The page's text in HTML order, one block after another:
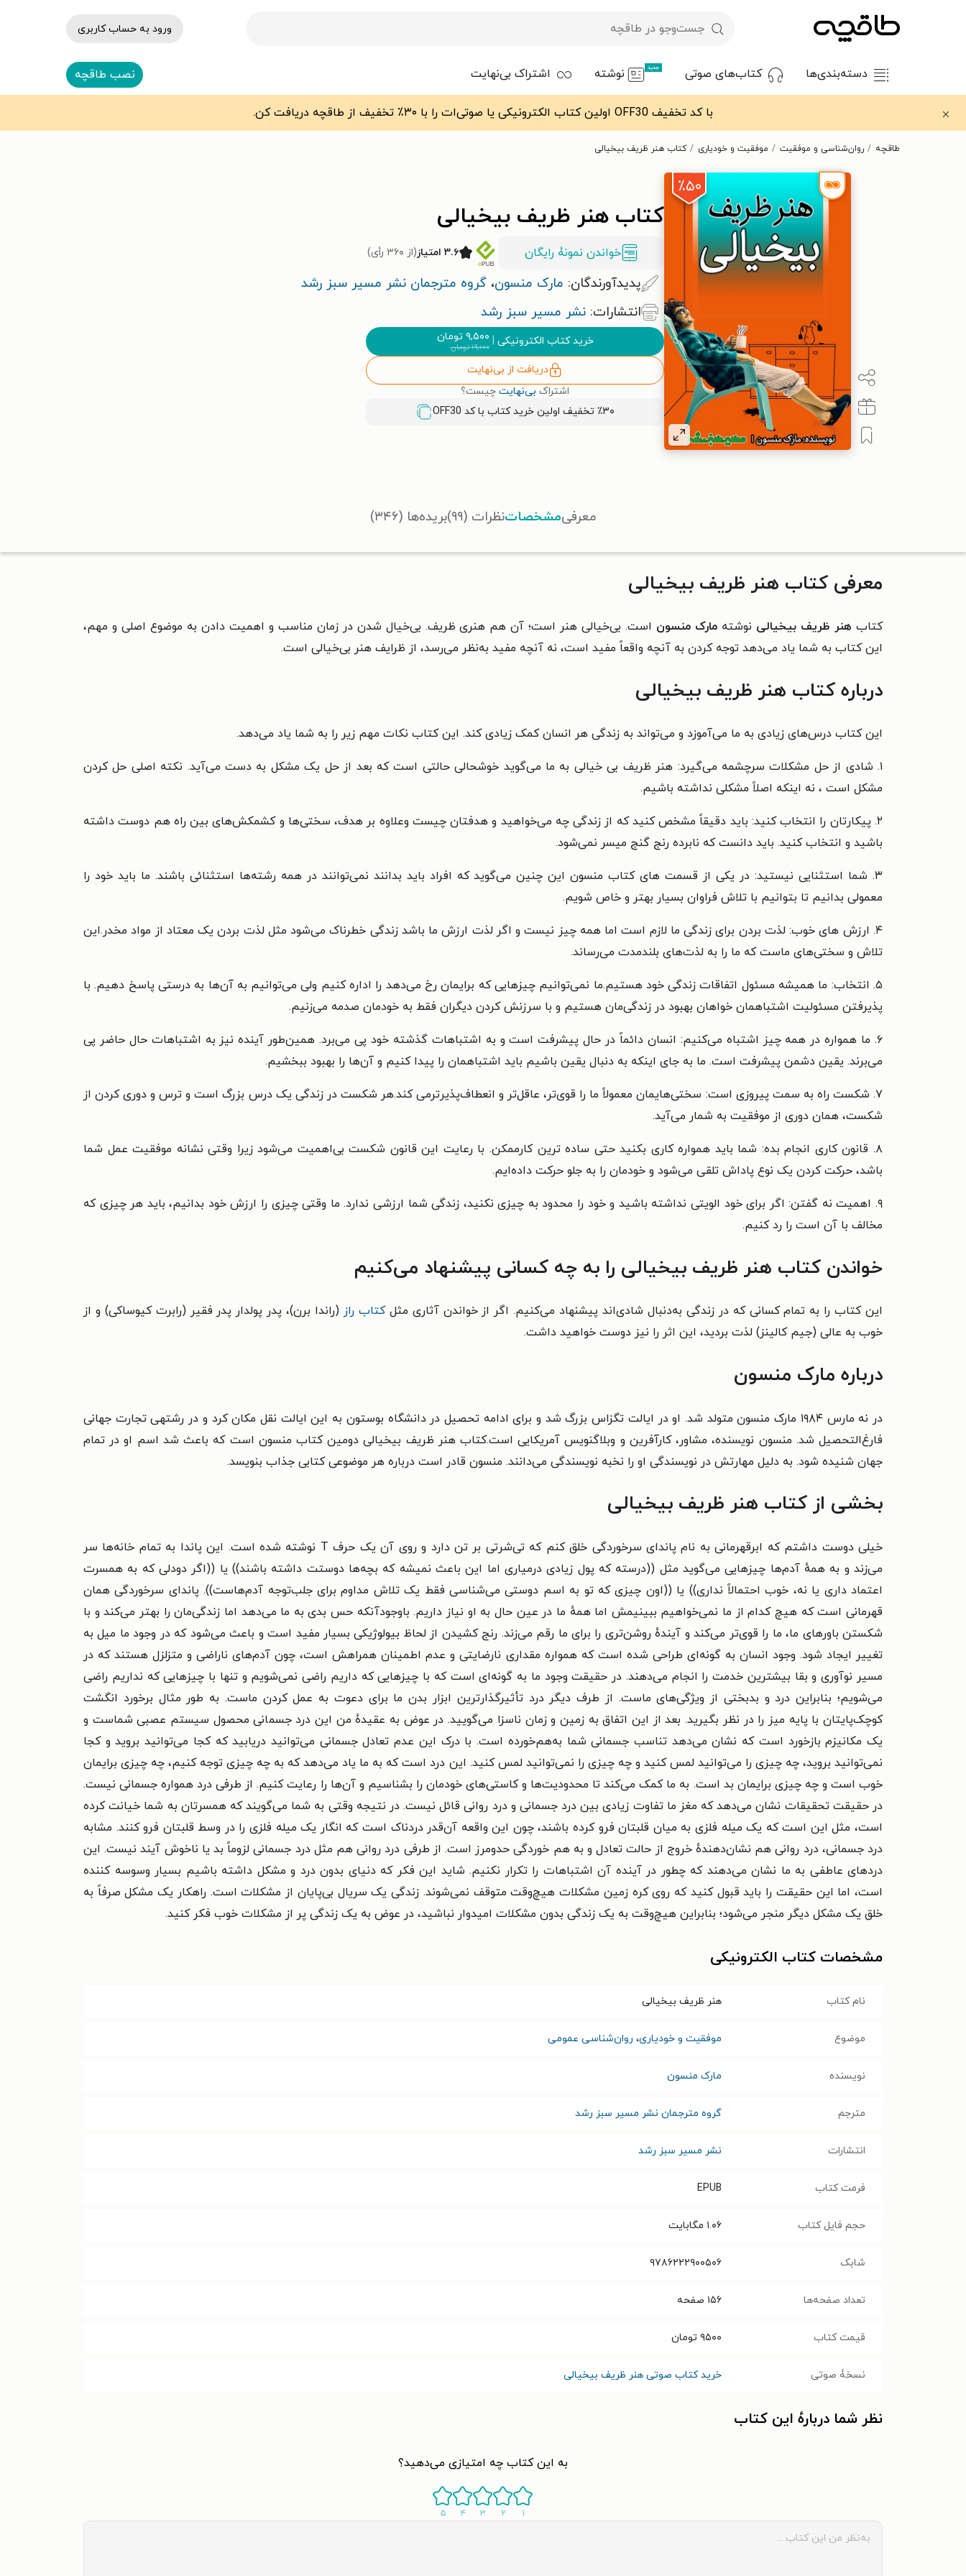
ورود به حساب کاربری
دسته‌بندی‌ها کتاب‌های صوتی جدید نوشته اشتراک بی‌نهایت نصب طاقچه
با کد تخفیف OFF30 اولین کتاب الکترونیکی یا صوتی‌ات را با ۳۰٪ تخفیف از طاقچه دریافت کن.
طاقچه روان‌شناسی و موفقیت موفقیت و خودیاری کتاب هنر ظریف بیخیالی
٪۵۰
کتاب هنر ظریف بیخیالی
خواندن نمونۀ رایگان ۳.۶ امتیاز (از ۳۶۰ رأی)
پدیدآورندگان: مارک منسون، گروه مترجمان نشر مسیر سبز رشد
انتشارات: نشر مسیر سبز رشد
خرید کتاب الکترونیکی | ۹,۵۰۰ تومان
۱۹,۰۰۰تومان
دریافت از بی‌نهایت
اشتراک بی‌نهایت چیست؟
٪۳۰ تخفیف اولین خرید کتاب با کد
OFF30
معرفیمشخصاتنظرات (۹۹) بریده‌ها (۳۴۶)
معرفی کتاب هنر ظریف بیخیالی
کتابهنر ظریف بیخیالی نوشته مارک منسون است. بی‌خیالی هنر است؛ آن هم هنری ظریف. بی‌خیال شدن در زمان مناسب و اهمیت دادن به موضوع اصلی و مهم،
این کتاب به شما یاد می‌دهد توجه کردن به آنچه واقعاً مفید است، نه آنچه مفید به‌نظر می‌رسد، از ظرایف هنر بی‌خیالی است.
درباره کتاب هنر ظریف بیخیالی
این کتاب درس‌های زیادی به ما می‌آموزد و می‌تواند به زندگی هر انسان کمک زیادی کند. این کتاب نکات مهم زیر را به شما یاد می‌دهد.
۱. شادی از حل مشکلات سرچشمه می‌گیرد: هنر ظریف بی خیالی به ما می‌گوید خوشحالی حالتی است که بعد از حل یک مشکل به دست می‌آید. نکته اصلی حل کردن
مشکل است ، نه اینکه اصلاً مشکلی نداشته باشیم.
۲. پیکارتان را انتخاب کنید: باید دقیقاً مشخص کنید که از زندگی چه می‌خواهید و هدفتان چیست وعلاوه بر هدف، سختی‌ها و کشمکش‌های بین راه هم دوست داشته
باشید و انتخاب کنید. باید دانست که نابرده رنج گنج میسر نمی‌شود.
۳. شما استثنایی نیستید: در یکی از قسمت های کتاب منسون این چنین می‌گوید که افراد باید بدانند نمی‌توانند در همه‌ رشته‌ها استثنائی باشند. ما باید خود را
معمولی بدانیم تا بتوانیم با تلاش فراوان بسیار بهتر و خاص شویم.
۴. ارزش های خوب: لذت بردن برای زندگی ما لازم است اما همه چیز نیست و اگر لذت ارزش ما باشد زندگی خطرناک می‌شود مثل لذت بردن یک معتاد از مواد مخدر.این
تلاش و سختی‌های ماست که ما را به لذت‌های بلندمدت می‌رساند.
۵. انتخاب: ما همیشه مسئول اتفاقات زندگی خود هستیم.ما نمی‌توانیم چیزهایی که برایمان رخ می‌دهد را اداره کنیم ولی می‌توانیم به آن‌ها به درستی پاسخ دهیم. با
پذیرفتن مسئولیت اشتباهمان خواهان بهبود در زندگی‌مان هستیم و با سرزنش کردن دیگران فقط به خودمان صدمه می‌زنیم.
۶. ما همواره در همه چیز اشتباه می‌کنیم: انسان دائماً در حال پیشرفت است و به اشتباهات گذشته خود پی می‌برد. همین‌طور آینده نیز به اشتباهات حال حاضر پی
می‌برند. یقین دشمن پیشرفت است. ما به جای اینکه به دنبال یقین باشیم باید اشتباهمان را پیدا کنیم و آن‌ها را بهبود ببخشیم.
۷. شکست راه به سمت پیروزی است: سختی‌هایمان معمولاً ما را قوی‌تر، عاقل‌تر و انعطاف‌پذیرترمی کند.هر شکست در زندگی یک درس بزرگ است و ترس و دوری کردن از
شکست، همان دوری از موفقیت به شمار می‌آید.
۸. قانون کاری انجام بده: شما باید همواره کاری بکنید حتی ساده ترین کارممکن. با رعایت این قانون شکست بی‌اهمیت می‌شود زیرا وقتی نشانه‌ موفقیت عمل شما
باشد، حرکت کردن یک نوع پاداش تلقی می‌شود و خودمان را به جلو حرکت داده‌ایم.
۹. اهمیت نه گفتن: اگر برای خود الویتی نداشته باشید و خود را محدود به چیزی نکنید، زندگی شما ارزشی ندارد. ما وقتی چیزی را ارزش خود بدانیم، باید هر چیزی که
مخالف با آن است را رد کنیم.
خواندن کتاب هنر ظریف بیخیالی را به چه کسانی پیشنهاد می‌کنیم
این کتاب را به تمام کسانی که در زندگی به‌دنبال‌ شادی‌اند پیشنهاد می‌کنیم. اگر از خواندن آثاری مثلکتاب راز (راندا برن)، پدر پولدار پدر فقیر (رابرت کیوساکی) و از
خوب به عالی (جیم کالینز) لذت بردید، این اثر را نیز دوست خواهید داشت.
درباره مارک منسون
در نه مارس ۱۹۸۴ مارک منسون متولد شد. او در ایالت تگزاس بزرگ شد و برای ادامه تحصیل در دانشگاه بوستون به این ایالت نقل مکان کرد و در رشتهی تجارت جهانی
فارغ‌التحصیل شد. منسون نویسنده، مشاور، کارآفرین و وبلاگنویس آمریکایی است.کتاب هنر ظریف بیخیالی دومین کتاب منسون است که باعث شد اسم او در تمام
جهان شنیده شود. به دلیل مهارتش در نویسندگی او را نخبه‌ نویسندگی می‌دانند. منسون قادر است درباره‌ هر موضوعی کتابی جذاب بنویسد.
بخشی از کتاب هنر ظریف بیخیالی
خیلی دوست داشتم که ابرقهرمانی به نام پاندای سرخوردگی خلق کنم که تی‌شرتی بر تن دارد و روی آن یک حرف T نوشته شده است. این پاندا به تمام خانه‌ها سر
می‌زند و به همهٔ آدم‌ها چیزهایی می‌گوید مثل ((درسته که پول زیادی درمیاری اما این باعث نمیشه که بچه‌ها دوستت داشته باشند)) یا ((اگر دودلی که به همسرت
اعتماد داری یا نه، خوب احتمالاً نداری)) یا ((اون چیزی که تو به اسم دوستی می‌شناسی فقط یک تلاش مداوم برای جلب‌توجه آدم‌هاست)). پاندای سرخوردگی همان
قهرمانی است که هیچ کدام از ما نمی‌خواهیم ببینیمش اما همهٔ ما در عین حال به او نیاز داریم. باوجودآنکه حس بدی به ما می‌دهد اما زندگی‌مان را بهتر می‌کند و با
شکستن باورهای ما، ما را قوی‌تر می‌کند و آیندهٔ روشن‌تری را برای ما رقم می‌زند. رنج کشیدن از لحاظ بیولوژیکی بسیار مفید است و باعث می‌شود که در وجود ما میل به
تغییر ایجاد شود. وجود انسان به گونه‌ای طراحی شده است که همواره مقداری نارضایتی و عدم اطمینان همراهش است، چون آدم‌های ناراضی و متزلزل هستند که در
مسیر نوآوری و بقا بیشترین خدمت را انجام می‌دهند. در حقیقت وجود ما به گونه‌ای است که با چیزهایی که داریم راضی نمی‌شویم و تنها با چیزهایی که نداریم راضی
می‌شویم؛ بنابراین درد و بدبختی از ویژگی‌های ماست. از طرف دیگر درد تأثیرگذارترین ابزار بدن ما برای دعوت به عمل کردن ماست. به طور مثال برخورد انگشت
کوچک‌پایتان با پایه میز را در نظر بگیرید. بعد از این اتفاق به زمین و زمان ناسزا می‌گویید. در عوض به عقیدهٔ من این درد جسمانی محصول سیستم عصبی شماست و
یک مکانیزم بازخورد است که نشان می‌دهد تناسب جسمانی شما به‌هم‌خورده است. با درک این عدم تعادل جسمانی می‌توانید دریابید که کجا می‌توانید بروید و کجا
نمی‌توانید بروید، چه چیزی را می‌توانید لمس کنید و چه چیزی را نمی‌توانید لمس کنید. این درد است که به ما یاد می‌دهد که به چه چیزی توجه کنیم، چه چیزی برایمان
خوب است و چه چیزی برایمان بد است. به ما کمک می‌کند تا محدودیت‌ها و کاستی‌های خودمان را بشناسیم و آن‌ها را رعایت کنیم. از طرفی درد همواره جسمانی نیست.
در حقیقت تحقیقات نشان می‌دهد که مغز ما تفاوت زیادی بین درد جسمانی و درد روانی قائل نیست. در نتیجه وقتی به شما می‌گویند که همسرتان به شما خیانت کرده
است، مثل این است که یک میله فلزی به میان قلبتان فرو کرده باشند، چون این واقعه آن‌قدر دردناک است که انگار یک میله فلزی را در وسط قلبتان فرو کنند. مشابه
درد جسمانی، درد روانی هم نشان‌دهندهٔ خروج از حالت تعادل و به هم خوردگی حدومرز است. از طرفی درد روانی هم مثل درد جسمانی لزوماً بد یا ناخوش آیند نیست. این
دردهای عاطفی به ما نشان می‌دهند که چطور در آینده آن اشتباهات را تکرار نکنیم. شاید این فکر که دنیای بدون درد و مشکل داشته باشیم بسیار وسوسه کننده
است، اما این حقیقت را باید قبول کنید که روی کره زمین مشکلات هیچ‌وقت متوقف نمی‌شوند. زندگی یک سریال بی‌پایان از مشکلات است. راهکار یک مشکل صرفاً به
خلق یک مشکل دیگر منجر می‌شود؛ بنابراین هیچ‌وقت به یک زندگی بدون مشکلات امیدوار نباشید، در عوض به یک زندگی پر از مشکلات خوب فکر کنید.
مشخصات کتاب الکترونیکی
نام کتاب هنر ظریف بیخیالی
موضوع موفقیت و خودیاری، روان‌شناسی عمومی
نویسنده مارک منسون
مترجم گروه مترجمان نشر مسیر سبز رشد
انتشارات نشر مسیر سبز رشد
فرمت کتاب EPUB
حجم فایل کتاب ۱.۰۶ مگابایت
شابک ۹۷۸۶۲۲۲۹۰۰۵۰۶
تعداد صفحه‌ها ۱۵۶ صفحه
قیمت کتاب ۹۵۰۰ تومان
نسخۀ صوتی خرید کتاب صوتی هنر ظریف بیخیالی
نظر شما دربارهٔ این کتاب
به این کتاب چه امتیازی می‌دهید؟
۱ ۲ ۳ ۴ ۵